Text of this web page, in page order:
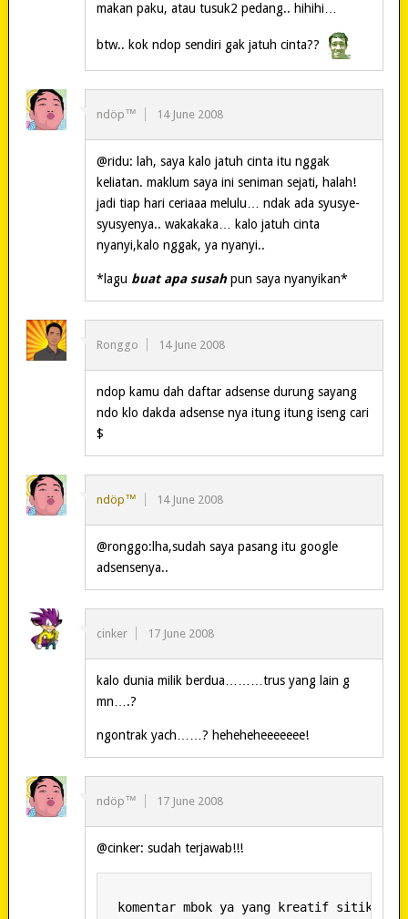
makan paku, atau tusuk2 pedang.. hihihi…
btw.. kok ndop sendiri gak jatuh cinta??
ndöp™ 14 June 2008
@ridu: lah, saya kalo jatuh cinta itu nggak
keliatan. maklum saya ini seniman sejati, halah!
jadi tiap hari ceriaaa melulu… ndak ada syusye-
syusyenya.. wakakaka… kalo jatuh cinta
nyanyi,kalo nggak, ya nyanyi..
*lagu buat apa susahpun saya nyanyikan*
Ronggo 14 June 2008
ndop kamu dah daftar adsense durung sayang
ndo klo dakda adsense nya itung itung iseng cari
$
ndöp™ 14 June 2008
@ronggo:lha,sudah saya pasang itu google
adsensenya..
cinker 17 June 2008
kalo dunia milik berdua………trus yang lain g
mn….?
ngontrak yach……? heheheheeeeeee!
ndöp™ 17 June 2008
@cinker: sudah terjawab!!!
komentar mbok ya yang kreatif sitik